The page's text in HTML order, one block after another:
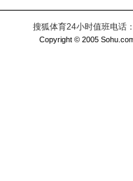
搜狐体育24小时值班电话
Copyright © 2005